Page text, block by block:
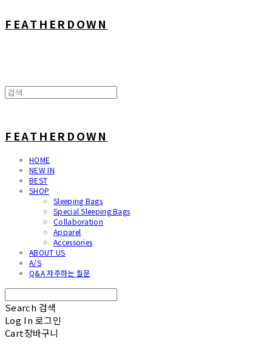
FEATHERDOWN
FEATHERDOWN
HOME
NEW IN
BEST
SHOP
Sleeping Bags
Special Sleeping Bags
Collaboration
Apparel
Accessories
ABOUT US
A/S
Q&A 자주하는 질문
Search 검색
Log In 로그인
Cart장바구니